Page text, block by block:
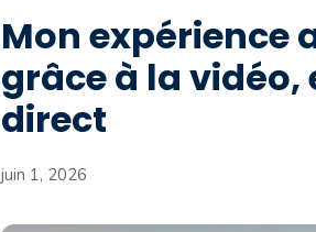
Mon expérience
grâce à la
direct
juin 1, 2026